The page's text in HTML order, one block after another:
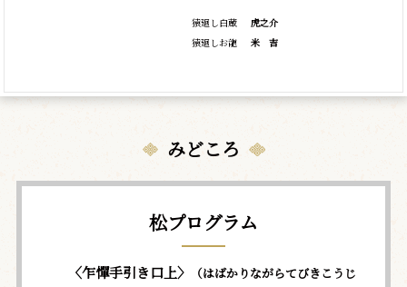
猿廻し白蔵
猿廻しお龍
虎之介
米
吉
みどころ
松プログラム
〈乍憚手引き口上〉
（はばかりながらてびきこうじ